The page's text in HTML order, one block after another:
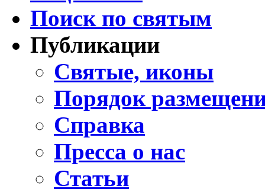
Поиск по святым
Публикации
Святые, иконы
Порядок
Справка
Пресса о нас
Статьи